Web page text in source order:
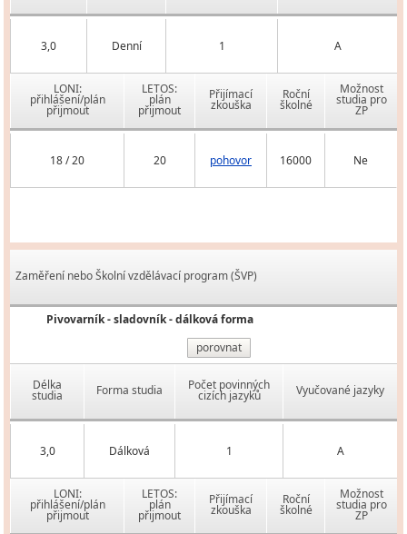
3,0 Denní 1 A
LONI:
přihlášení/plán
přijmout
LETOS:
plán
přijmout
Přijímací
zkouška
Roční
školné
Možnost
studia pro
ZP
18 / 20 20 pohovor 16000 Ne
Zaměření nebo Školní vzdělávací program (ŠVP)
Pivovarník - sladovník - dálková forma
porovnat
Délka
studia Forma studia Počet povinných
cizích jazyků Vyučované jazyky
3,0 Dálková 1 A
LONI:
přihlášení/plán
přijmout
LETOS:
plán
přijmout
Přijímací
zkouška
Roční
školné
Možnost
studia pro
ZP